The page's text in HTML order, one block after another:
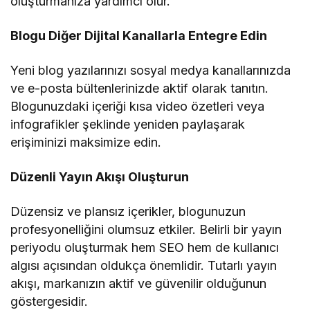
Blogu Diğer Dijital Kanallarla Entegre Edin
Yeni blog yazılarınızı sosyal medya kanallarınızda
ve e-posta bültenlerinizde aktif olarak tanıtın.
Blogunuzdaki içeriği kısa video özetleri veya
infografikler şeklinde yeniden paylaşarak
erişiminizi maksimize edin.
Düzenli Yayın Akışı Oluşturun
Düzensiz ve plansız içerikler, blogunuzun
profesyonelliğini olumsuz etkiler. Belirli bir yayın
periyodu oluşturmak hem SEO hem de kullanıcı
algısı açısından oldukça önemlidir. Tutarlı yayın
akışı, markanızın aktif ve güvenilir olduğunun
göstergesidir.